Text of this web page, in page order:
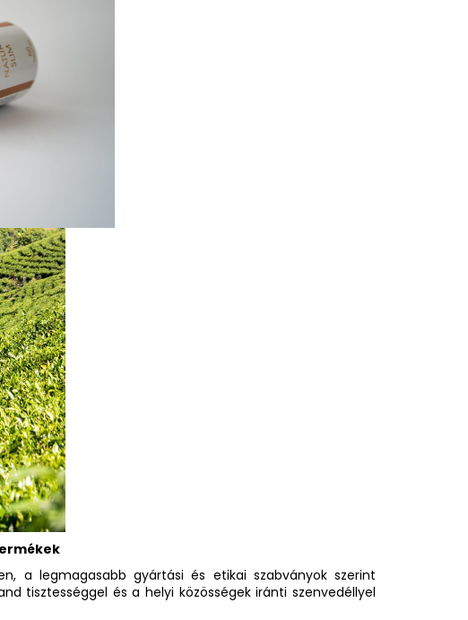
a legmagasabb gyártási és etikai szabványok szerint
tisztességgel és a helyi közösségek iránti szenvedéllyel
ÉS HIDRATÁLÓ BŐRVÉDŐ
ML
18 990 Ft